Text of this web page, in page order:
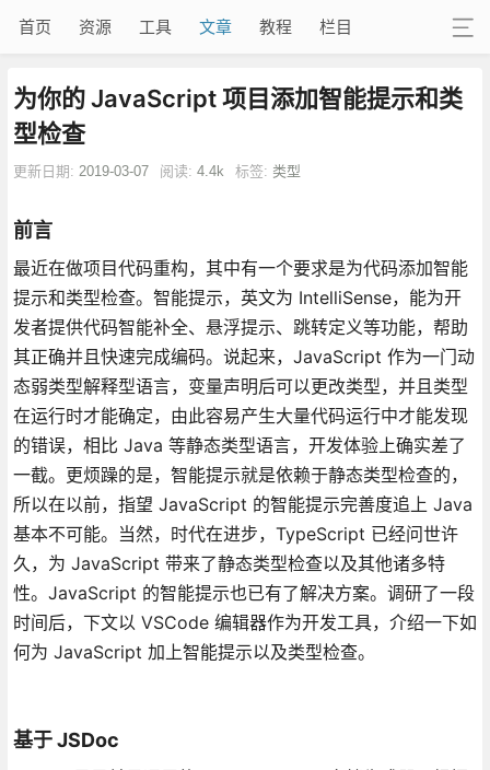
首页 资源 工具 文章 教程 栏目
为你的 JavaScript 项目添加智能提示和类
型检查
更新日期: 2019-03-07 阅读: 4.4k 标签: 类型
前言
最近在做项目代码重构，其中有一个要求是为代码添加智能
提示和类型检查。智能提示，英文为 IntelliSense，能为开
发者提供代码智能补全、悬浮提示、跳转定义等功能，帮助
其正确并且快速完成编码。说起来，JavaScript 作为一门动
态弱类型解释型语言，变量声明后可以更改类型，并且类型
在运行时才能确定，由此容易产生大量代码运行中才能发现
的错误，相比 Java 等静态类型语言，开发体验上确实差了
一截。更烦躁的是，智能提示就是依赖于静态类型检查的，
所以在以前，指望 JavaScript 的智能提示完善度追上 Java
基本不可能。当然，时代在进步，TypeScript 已经问世许
久，为 JavaScript 带来了静态类型检查以及其他诸多特
性。JavaScript 的智能提示也已有了解决方案。调研了一段
时间后，下文以 VSCode 编辑器作为开发工具，介绍一下如
何为 JavaScript 加上智能提示以及类型检查。
基于 JSDoc